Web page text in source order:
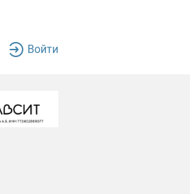
Войти